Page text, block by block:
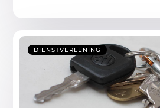
DIENSTVERLENING